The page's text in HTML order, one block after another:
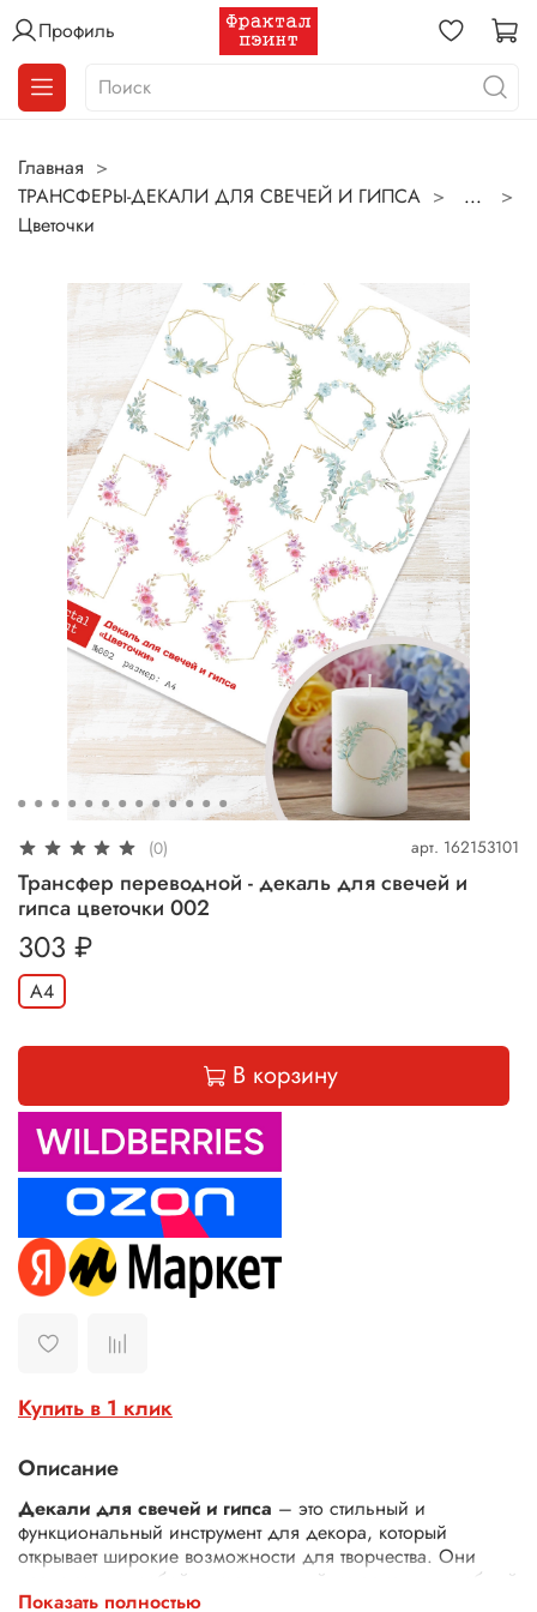
Профиль
Главная
ТРАНСФЕРЫ-ДЕКАЛИ ДЛЯ СВЕЧЕЙ И ГИПСА
...
Цветочки
(0) арт. 162153101
Трансфер переводной - декаль для свечей и
гипса цветочки 002
303 ₽
А4
В корзину
Купить в 1 клик
Описание
Декали для свечей и гипса – это стильный и
функциональный инструмент для декора, который
открывает широкие возможности для творчества. Они
представляют собой универсальный материал, способный
преобразить не только свечи и гипсовые изделия, но и
Показать полностью